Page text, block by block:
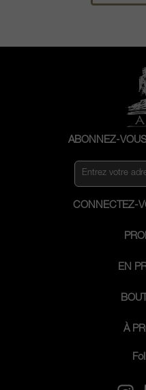
ABONNEZ-
CONNECTEZ-
EN
À